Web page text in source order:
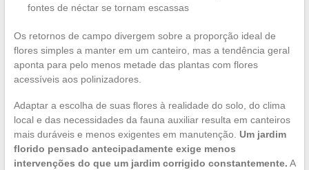
fontes de néctar se tornam escassas
Os retornos de campo divergem sobre a proporção ideal de
flores simples a manter em um canteiro, mas a tendência geral
aponta para pelo menos metade das plantas com flores
acessíveis aos polinizadores.
Adaptar a escolha de suas flores à realidade do solo, do clima
local e das necessidades da fauna auxiliar resulta em canteiros
mais duráveis e menos exigentes em manutenção. Um jardim
florido pensado antecipadamente exige menos
intervenções do que um jardim corrigido constantemente. A